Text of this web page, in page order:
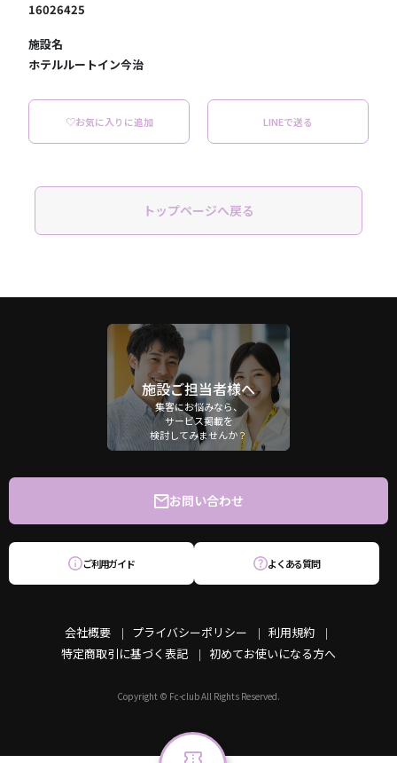
16026425
施設名
ホテルルートイン今治
♡お気に入りに追加 LINEで送る
トップページへ戻る
施設ご担当者様へ
集客にお悩みなら、
サービス掲載を
検討してみませんか？
会社概要 プライバシーポリシー
利用規約
特定商取引に基づく表記
初めてお使いになる方へ
お問い合わせ
ご利用ガイド よくある質問
Copyright © Fc-club All Rights Reserved.